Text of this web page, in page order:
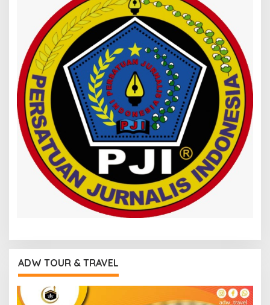
ADW TOUR & TRAVEL